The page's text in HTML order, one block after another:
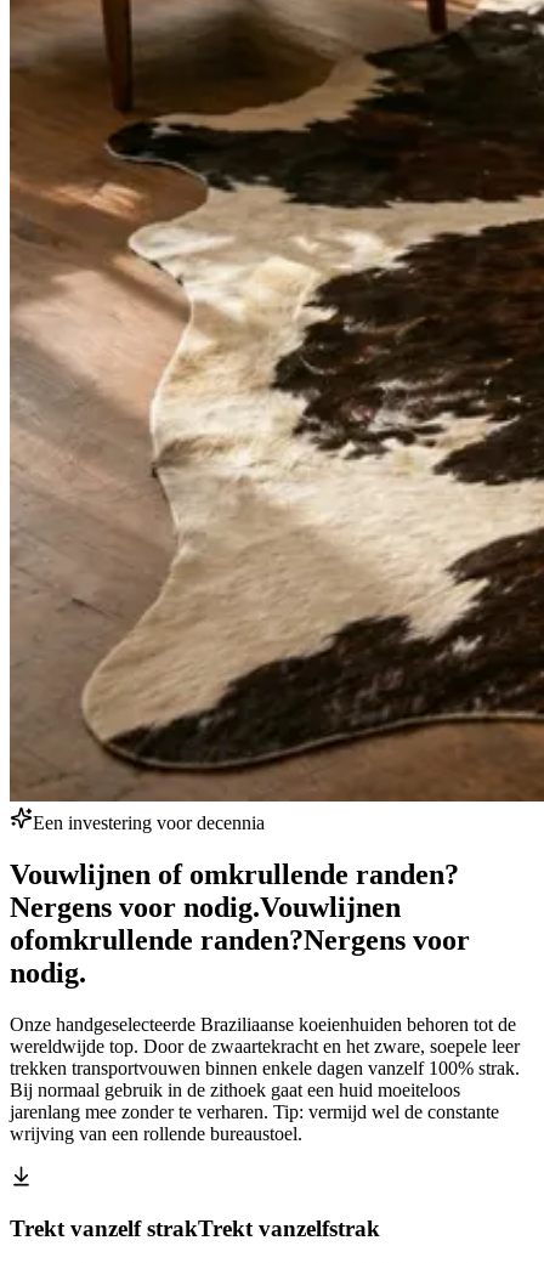
Een investering voor decennia
Vouwlijnen of omkrullende randen?
Nergens voor nodig.Vouwlijnen
ofomkrullende randen?Nergens voor
nodig.
Onze handgeselecteerde Braziliaanse koeienhuiden behoren tot de
wereldwijde top. Door de zwaartekracht en het zware, soepele leer
trekken transportvouwen binnen enkele dagen vanzelf 100% strak.
Bij normaal gebruik in de zithoek gaat een huid moeiteloos
jarenlang mee zonder te verharen. Tip: vermijd wel de constante
wrijving van een rollende bureaustoel.
Trekt vanzelf strakTrekt vanzelfstrak